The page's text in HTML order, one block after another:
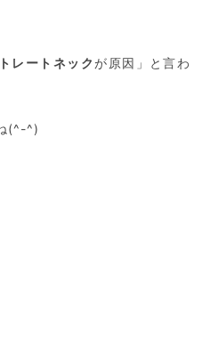
レートネックが原因」と言わ
(^-^)